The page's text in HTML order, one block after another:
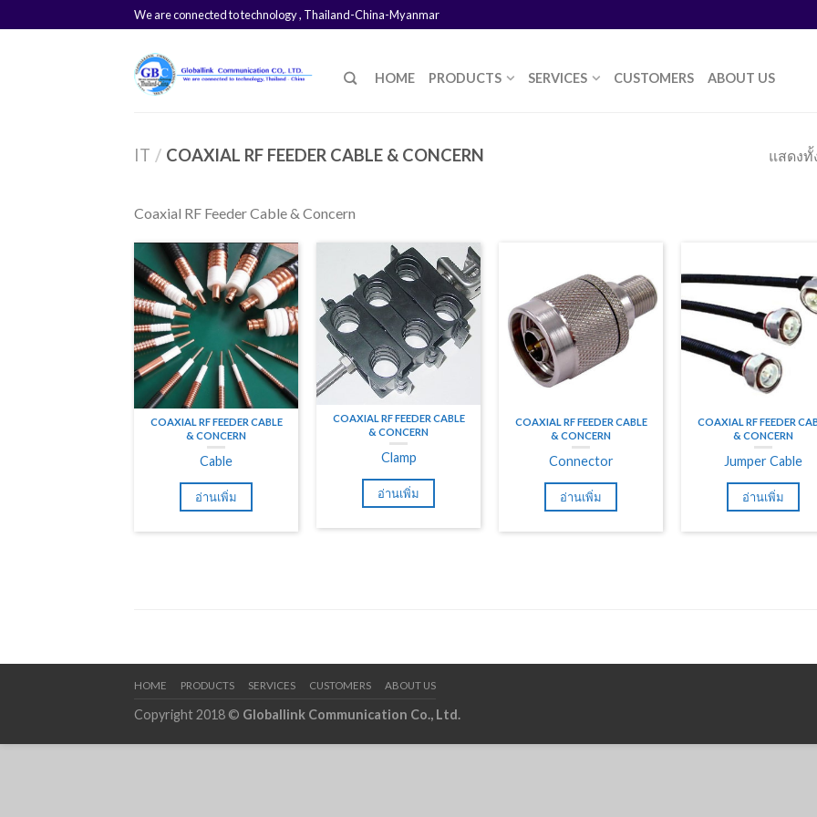
We are connected to technology , Thailand-China-Myanmar
HOME PRODUCTS SERVICES CUSTOMERS ABOUT US
IT / COAXIAL RF FEEDER CABLE & CONCERN แสดง
Coaxial RF Feeder Cable & Concern
COAXIAL RF FEEDER CABLE
& CONCERN
Cable
อ่านเพิ่ม
COAXIAL RF FEEDER CABLE
& CONCERN
Clamp
อ่านเพิ่ม
COAXIAL RF FEEDER CABLE
& CONCERN
Connector
อ่านเพิ่ม
COAXIAL RF FEEDER
& CONCERN
Jumper Cable
อ่านเพิ่ม
HOME PRODUCTS SERVICES CUSTOMERS ABOUT US
Copyright 2018 © Globallink Communication Co., Ltd.